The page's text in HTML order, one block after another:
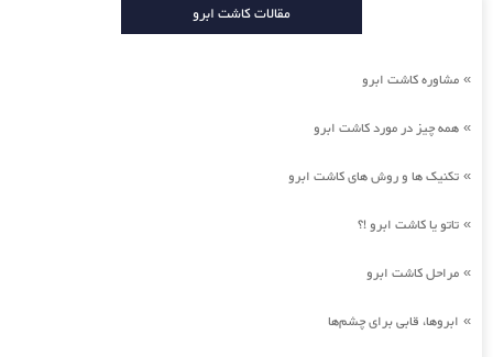
مقالات کاشت ابرو
» مشاوره کاشت ابرو
» همه چیز در مورد کاشت ابرو
» تکنیک ها و روش های کاشت ابرو
» تاتو یا کاشت ابرو !؟
» مراحل کاشت ابرو
» ابروها، قابی برای چشم‌ها